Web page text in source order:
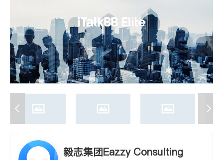
养老 非盈利组织
毅志集团Eazzy Consulting